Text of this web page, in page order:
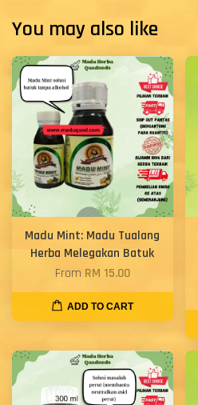
You may also like
Madu Mint: Madu Tualang
Herba Melegakan Batuk
From RM 15.00
ADD TO CART